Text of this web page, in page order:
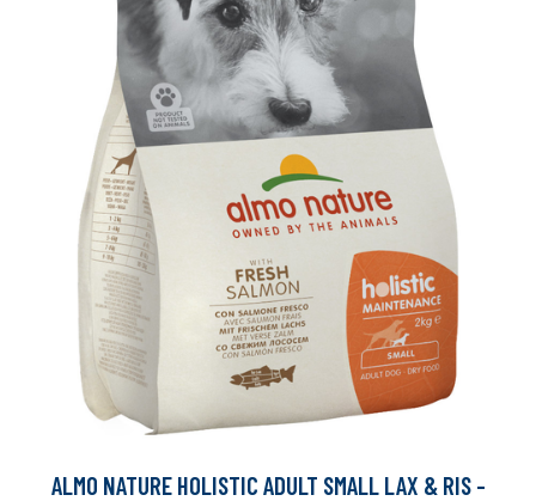
ALMO NATURE HOLISTIC ADULT SMALL LAX & RIS -